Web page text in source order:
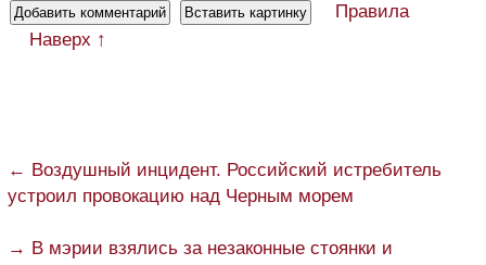
Правила
Наверх ↑
← Воздушный инцидент. Российский истребитель
устроил провокацию над Черным морем
→ В мэрии взялись за незаконные стоянки и